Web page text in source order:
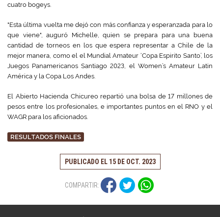
cuatro bogeys.
"Esta última vuelta me dejó con más confianza y esperanzada para lo
que viene", auguró Michelle, quien se prepara para una buena
cantidad de torneos en los que espera representar a Chile de la
mejor manera, como el el Mundial Amateur ‘Copa Espirito Santo’, los
Juegos Panamericanos Santiago 2023, el Women’s Amateur Latin
América y la Copa Los Andes.
El Abierto Hacienda Chicureo repartió una bolsa de 17 millones de
pesos entre los profesionales, e importantes puntos en el RNO y el
WAGR para los aficionados.
RESULTADOS FINALES
PUBLICADO EL 15 DE OCT. 2023
COMPARTIR: